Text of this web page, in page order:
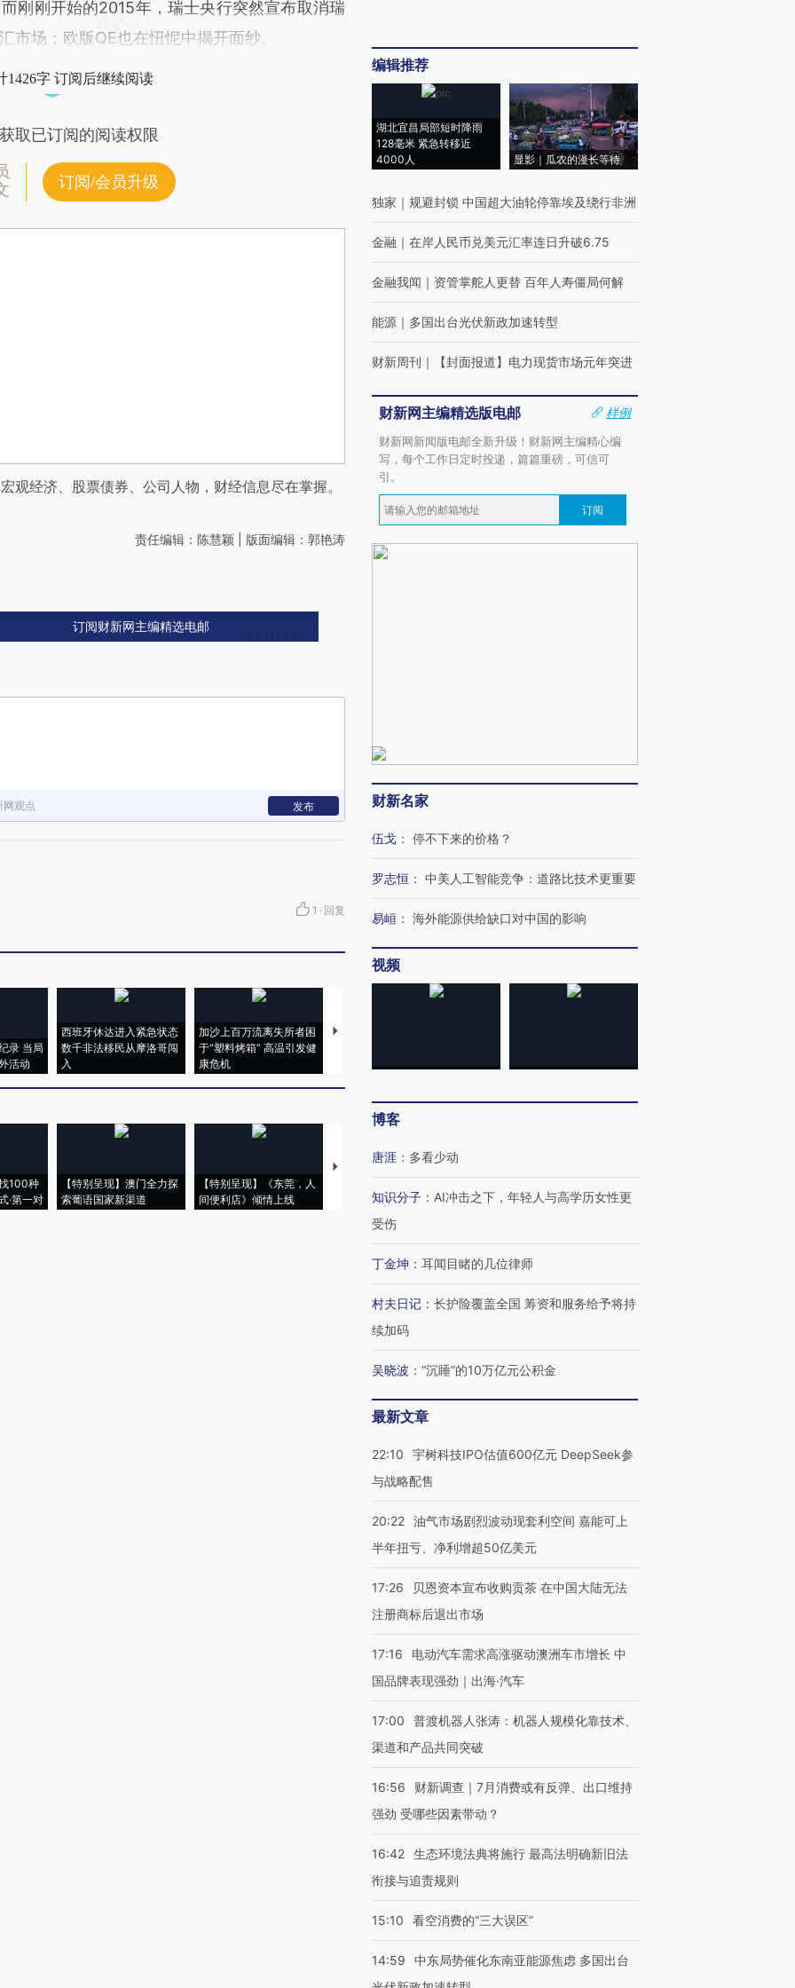
刚刚开始的2015年，瑞士央行突然宣布取消瑞
市场；欧版QE也在忸怩中揭开面纱。
1426字 订阅后继续阅读
取已订阅的阅读权限
订阅/会员升级
观经济、股票债券、公司人物，财经信息尽在掌握。
责任编辑：陈慧颖 | 版面编辑：郭艳涛
订阅财新网主编精选电邮
网观点 发布
1 · 回复
录 当局
活动
西班牙休达进入紧急状态
数千非法移民从摩洛哥闯
入
加沙上百万流离失所者困
于“塑料烤箱” 高温引发健
康危机
视线｜HYROX的吸金
心“花钱找虐”？
毒品
育部长拱下台
100种
·第一对
【特别呈现】澳门全力探
索葡语国家新渠道
【特别呈现】《东莞，人
间便利店》倾情上线
【推广】走进第四届链博
有意思的生活方式·第三对
住三大增长引擎是什么？
编辑推荐
湖北宜昌局部短时降雨
128毫米 紧急转移近
4000人
显影｜瓜农的漫长等待
独家 ｜ 规避封锁 中国超大油轮停靠埃及绕行非洲
金融 ｜ 在岸人民币兑美元汇率连日升破6.75
金融我闻 ｜ 资管掌舵人更替 百年人寿僵局何解
能源 ｜ 多国出台光伏新政加速转型
财新周刊 ｜ 【封面报道】电力现货市场元年突进
财新网主编精选版电邮
样例
财新网新闻版电邮全新升级！财新网主编精心编
写，每个工作日定时投递，篇篇重磅，可信可
引。
订阅
财新名家
伍戈 ： 停不下来的价格？
罗志恒 ： 中美人工智能竞争：道路比技术更重要
易峘 ： 海外能源供给缺口对中国的影响
视频
博客
唐涯 ： 多看少动
知识分子 ： AI冲击之下，年轻人与高学历女性更
受伤
丁金坤 ： 耳闻目睹的几位律师
村夫日记 ： 长护险覆盖全国 筹资和服务给予将持
续加码
吴晓波 ： “沉睡”的10万亿元公积金
最新文章
22:10
宇树科技IPO估值600亿元 DeepSeek参
与战略配售
20:22 油气市场剧烈波动现套利空间 嘉能可上
半年扭亏、净利增超50亿美元
17:26
贝恩资本宣布收购贡茶 在中国大陆无法
注册商标后退出市场
17:16
电动汽车需求高涨驱动澳洲车市增长 中
国品牌表现强劲｜出海·汽车
17:00
普渡机器人张涛：机器人规模化靠技术、
渠道和产品共同突破
16:56
财新调查｜7月消费或有反弹、出口维持
强劲 受哪些因素带动？
16:42 生态环境法典将施行 最高法明确新旧法
衔接与追责规则
15:10 看空消费的“三大误区”
14:59
中东局势催化东南亚能源焦虑 多国出台